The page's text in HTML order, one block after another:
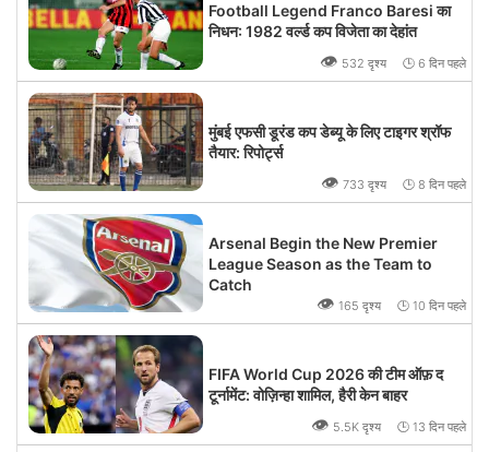
Football Legend Franco Baresi का
निधन: 1982 वर्ल्ड कप विजेता का देहांत
👁 532 दृश्य 🕒 6 दिन पहले
मुंबई एफसी डूरंड कप डेब्यू के लिए टाइगर श्रॉफ
तैयार: रिपोर्ट्स
👁 733 दृश्य 🕒 8 दिन पहले
Arsenal Begin the New Premier
League Season as the Team to
Catch
👁 165 दृश्य 🕒 10 दिन पहले
FIFA World Cup 2026 की टीम ऑफ़ द
टूर्नामेंट: वोज़िन्हा शामिल, हैरी केन बाहर
👁 5.5K दृश्य 🕒 13 दिन पहले